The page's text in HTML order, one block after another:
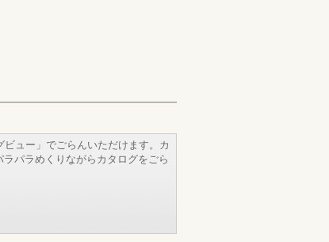
ュー」でごらんいただけます。カ
パラめくりながらカタログをごら